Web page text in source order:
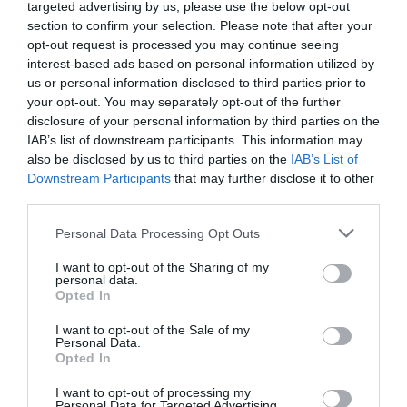
targeted advertising by us, please use the below opt-out
section to confirm your selection. Please note that after your
opt-out request is processed you may continue seeing
interest-based ads based on personal information utilized by
us or personal information disclosed to third parties prior to
your opt-out. You may separately opt-out of the further
disclosure of your personal information by third parties on the
IAB’s list of downstream participants. This information may
also be disclosed by us to third parties on the IAB’s List of
Downstream Participants that may further disclose it to other
Personal Data Processing Opt Outs
I want to opt-out of the Sharing of my
personal data.
Opted In
I want to opt-out of the Sale of my
Personal Data.
Opted In
I want to opt-out of processing my
intenso sobre aquellas que se han incorporado al
mercado laboral durante las últimas décadas.
A esta desigual evolución de los ingresos se
añade un segundo elemento menos visible, pero
igualmente relevante: el papel del sistema fiscal
en la distribución del esfuerzo entre
generaciones. En este sentido, la fiscalidad
tampoco ha contribuido a neutralizar el impacto
últimas décadas ha tenido entre generaciones.
Entre otros factores,Míriam Barrera
, socia
corresponsable de
en Catalunya,
denominada “progresividad en frío”, derivada de la